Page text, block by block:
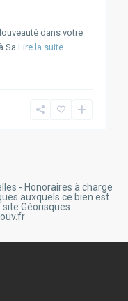
dans votre
SaLire la suite...
- Honoraires à charge
auxquels ce bien est
Géorisques :